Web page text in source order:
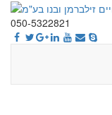
050-5322821